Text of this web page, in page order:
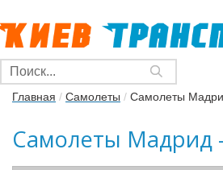
Главная / Самолеты / Самолеты
Самолеты Мадрид